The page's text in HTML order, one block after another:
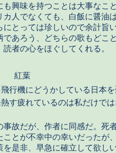
も興味を持つことは大事なこ
カ人でなくても、白飯に醤油
にとっては珍しいので余計旨
であろう、どちらの歌もどこ
読者の心をほぐしてくれる。
紅葉
行機にどうかしている日本
す疲れているのは私だけで
事故だが、作者に同感だ。死
ことが不幸中の幸いだったが
を是非、早急に確立して欲し